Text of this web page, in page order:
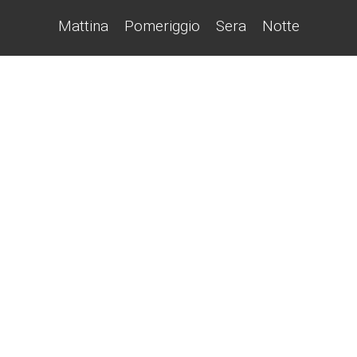
Mattina Pomeriggio Sera Notte